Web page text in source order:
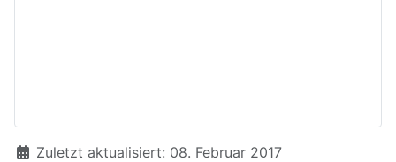
DetailsZuletzt aktualisiert: 08. Februar 2017